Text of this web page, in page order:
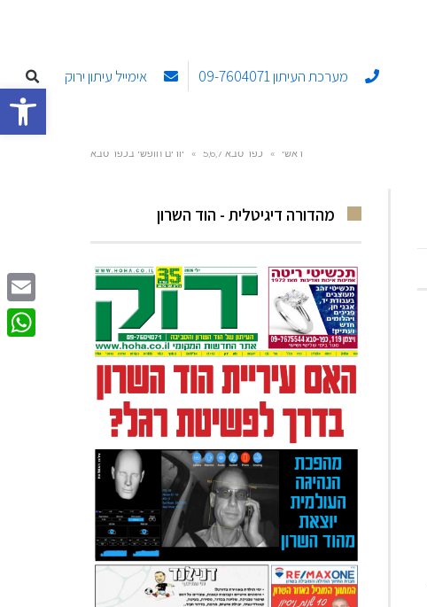
פתח מערכת העיתון 09-7604071 אימייל עיתון ירוק
ראשי » כפר סבא 5,6,7 » יורים חופשי בכפר סבא
מהדורה דיגיטלית - הוד השרון